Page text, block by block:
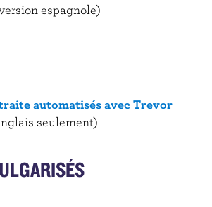
espagnole)
automatisés avec Trevor
seulement)